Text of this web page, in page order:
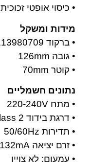
• כיסוי אופטי זכוכית
מידות ומשקל
• ברקוד 7290113980709
• גובה 126mm
• קוטר 70mm
נתונים חשמליים
• מתח 220-240V
• דרגת בידוד Class 2
• תדירות 50/60Hz
• זרם יציאה 132mA
• עמעום: לא צויין